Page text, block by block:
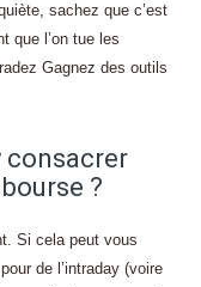
sachez que c’est
que l’on tue les
Gagnez des outils
consacrer
?
Si cela peut vous
de l’intraday (voire